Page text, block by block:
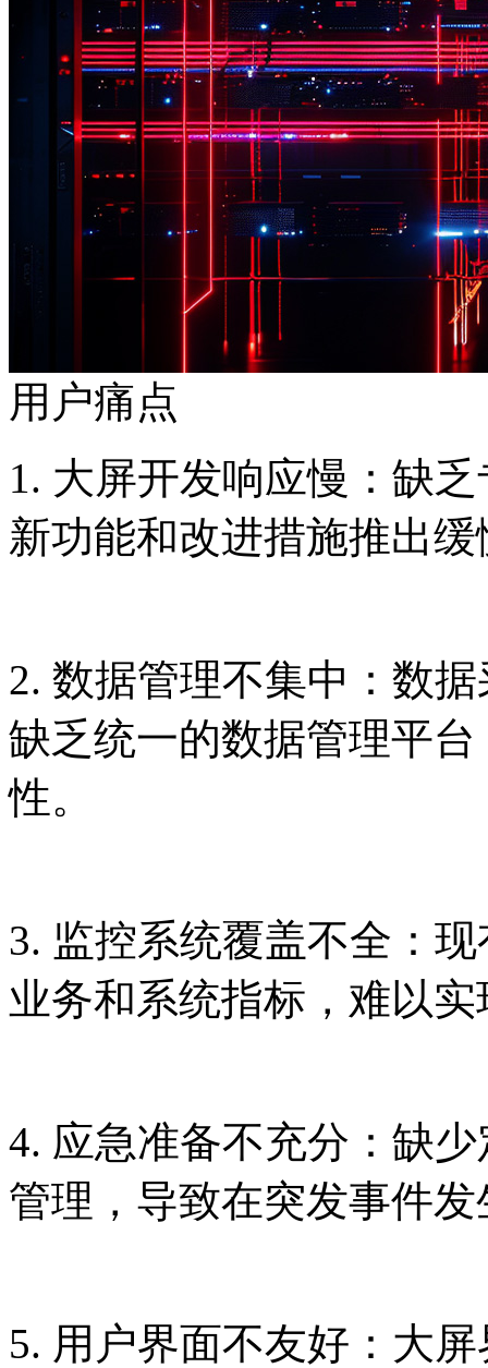
用户痛点
1. 大屏开发响应慢：缺
新功能和改进措施推出缓
2. 数据管理不集中：数据
缺乏统一的数据管理平台
性。
3. 监控系统覆盖不全
业务和系统指标，难
4. 应急准备不充分：
管理，导致在突发事
5. 用户界面不友好：大屏